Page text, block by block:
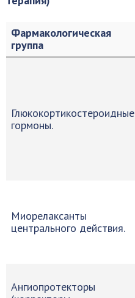
Фармакологическая
группа
Глюкокортикостероидные
гормоны.
Миорелаксанты
центрального действия.
Ангиопротекторы